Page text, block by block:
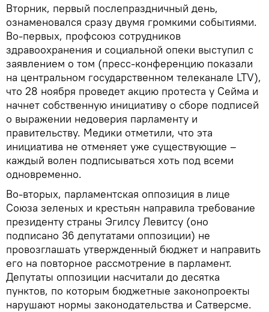
Вторник, первый послепраздничный день,
ознаменовался сразу двумя громкими событиями.
Во-первых, профсоюз сотрудников
здравоохранения и социальной опеки выступил с
заявлением о том (пресс-конференцию показали
на центральном государственном телеканале LTV),
что 28 ноября проведет акцию протеста у Сейма и
начнет собственную инициативу о сборе подписей
о выражении недоверия парламенту и
правительству. Медики отметили, что эта
инициатива не отменяет уже существующие –
каждый волен подписываться хоть под всеми
одновременно.
Во-вторых, парламентская оппозиция в лице
Союза зеленых и крестьян направила требование
президенту страны Эгилсу Левитсу (оно
подписано 36 депутатами оппозиции) не
провозглашать утвержденный бюджет и направить
его на повторное рассмотрение в парламент.
Депутаты оппозиции насчитали до десятка
пунктов, по которым бюджетные законопроекты
нарушают нормы законодательства и Сатверсме.